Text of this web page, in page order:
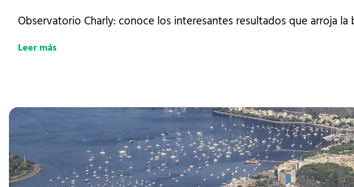
Observatorio Charly: conoce los interesantes resultados que arroja
Leer más